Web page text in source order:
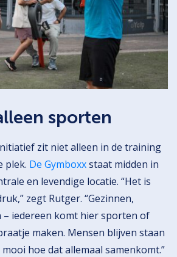
sporten
zit niet alleen in de training
plek. De Gymboxxstaat midden in
en levendige locatie. “Het is
zegt Rutger. “Gezinnen,
iedereen komt hier sporten of
maken. Mensen blijven staan
hoe dat allemaal samenkomt.”